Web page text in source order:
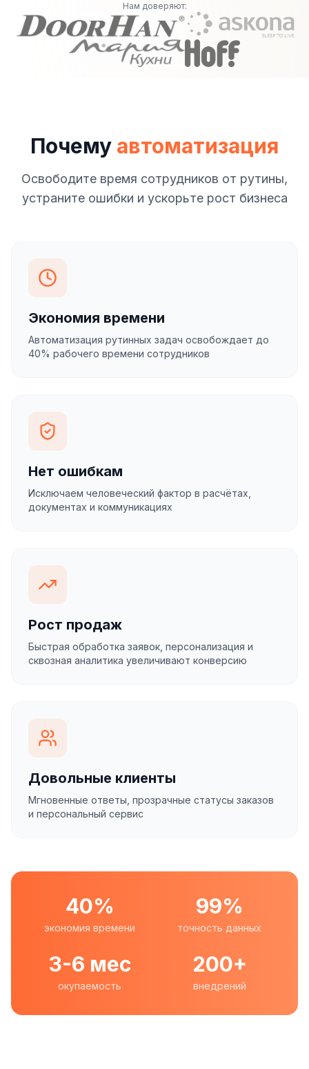
Нам доверяют:
Почему автоматизация
Освободите время сотрудников от рутины,
устраните ошибки и ускорьте рост бизнеса
Экономия времени
Автоматизация рутинных задач освобождает до
40% рабочего времени сотрудников
Нет ошибкам
Исключаем человеческий фактор в расчётах,
документах и коммуникациях
Рост продаж
Быстрая обработка заявок, персонализация и
сквозная аналитика увеличивают конверсию
Довольные клиенты
Мгновенные ответы, прозрачные статусы заказов
и персональный сервис
40%
экономия времени
99%
точность данных
3-6 мес
окупаемость
200+
внедрений